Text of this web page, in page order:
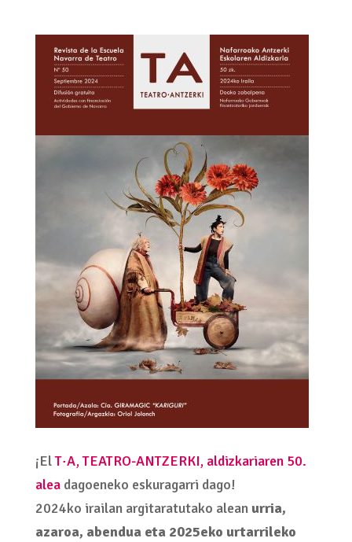
¡ElT·A, TEATRO-ANTZERKI, aldizkariaren 50.
aleadagoeneko eskuragarri dago!
2024ko irailan argitaratutako aleanurria,
azaroa, abendua eta 2025eko urtarrileko